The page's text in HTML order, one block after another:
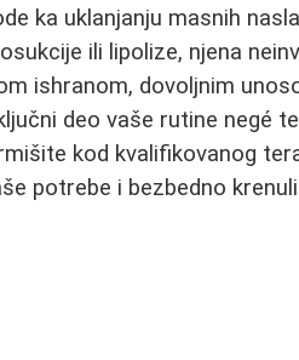
ka uklanjanju masnih
ili lipolize, njena
ishranom, dovoljnim
deo vaše rutine negé
kod kvalifikovanog
potrebe i bezbedno